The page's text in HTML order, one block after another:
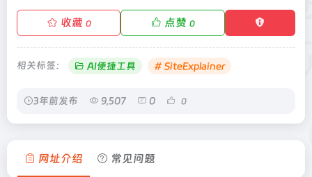
收藏 0 点赞 0
相关标签： AI便捷工具 # SiteExplainer
3年前发布 9,507 0 0
网址介绍 常见问题